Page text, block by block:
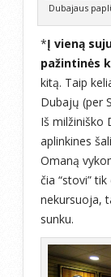
Dubajaus
*Į vieną
pažintinės
kitą. Taip
Dubajų (per
Iš milžiniško
aplinkines
Omaną
čia “stovi”
nekursuoja,
sunku.